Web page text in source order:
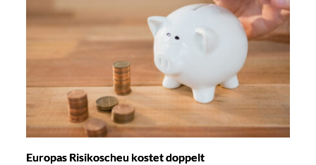
Europas Risikoscheu kostet doppelt